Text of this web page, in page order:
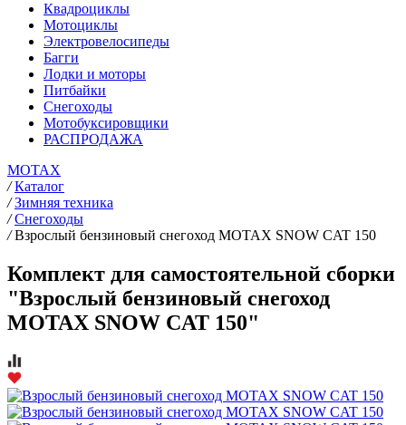
Квадроциклы
Мотоциклы
Электровелосипеды
Багги
Лодки и моторы
Питбайки
Снегоходы
Мотобуксировщики
РАСПРОДАЖА
MOTAX
/ Каталог
/ Зимняя техника
/ Снегоходы
/ Взрослый бензиновый снегоход MOTAX SNOW CAT 150
Комплект для самостоятельной сборки
"Взрослый бензиновый снегоход
MOTAX SNOW CAT 150"